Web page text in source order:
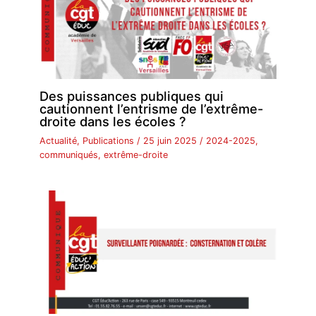
Des puissances publiques qui
cautionnent l’entrisme de l’extrême-
droite dans les écoles ?
Actualité, Publications / 25 juin 2025 / 2024-2025,
communiqués,extrême-droite